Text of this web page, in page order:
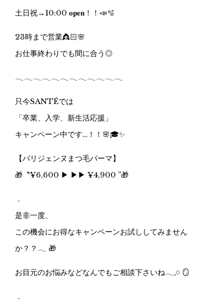
土日祝→10:00 𝐨𝐩𝐞𝐧！！📣🫧
23時まで営業👸🏻🌸
お仕事終わりでも間に合う◎
𓂃𓂃𓂃𓂃𓂃𓂃𓂃𓂃𓂃𓂃𓂃𓂃
只今SANTÉでは
「卒業、入学、新生活応援」
キャンペーン中です…！！🌸🎓✨
【パリジェンヌまつ毛パーマ】
🎁〝¥6,600 ▶︎ ▶︎▶︎ ¥4,900 ”🎁
．
是非一度、
この機会にお得なキャンペーンお試ししてみません
か？？𓂃 🎁
お目元のお悩みなどなんでもご相談下さいね𓂃𓈒𓏸 🪞
．